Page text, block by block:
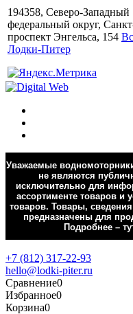
194358, Северо-Западный
федеральный округ,
проспект Энгельса, 154
Лодки-Питер
Уважаемые
не являются
исключительно для
ассортименте товаров и
товаров. Товары,
предназначены для
Подробнее –
+7 (812) 317-22-93
hello@lodki-piter.ru
Сравнение0
Избранное0
Корзина0